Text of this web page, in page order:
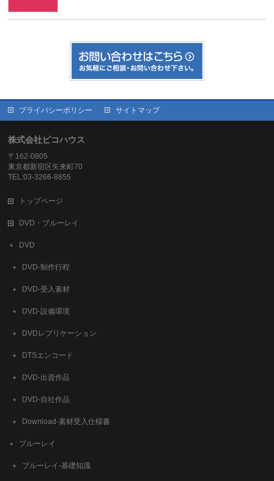
プライバシーポリシー サイトマップ
株式会社ピコハウス
〒162-0805
東京都新宿区矢来町70
TEL:03-3266-8855
トップページ
DVD・ブルーレイ
DVD
DVD-制作行程
DVD-受入素材
DVD-設備環境
DVDレプリケーション
DTSエンコード
DVD-出資作品
DVD-自社作品
​Download-素材受入仕様書
ブルーレイ
ブルーレイ-基礎知識